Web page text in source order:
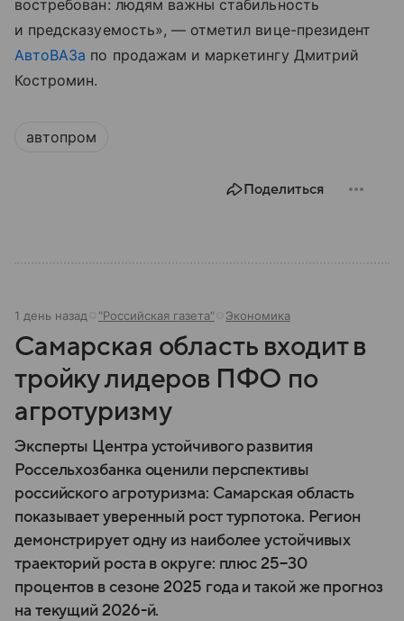
востребован: людям важны стабильность
и предсказуемость», — отметил вице-президент
АвтоВАЗа по продажам и маркетингу Дмитрий
Костромин.
автопром
Поделиться
1 день назад "Российская газета" Экономика
Самарская область входит в
тройку лидеров ПФО по
агротуризму
Эксперты Центра устойчивого развития
Россельхозбанка оценили перспективы
российского агротуризма: Самарская область
показывает уверенный рост турпотока. Регион
демонстрирует одну из наиболее устойчивых
траекторий роста в округе: плюс 25−30
процентов в сезоне 2025 года и такой же прогноз
на текущий 2026-й.